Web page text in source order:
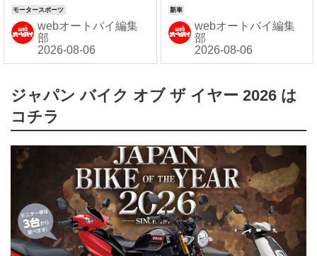
オンエア
webオートバイ編集
部
webオートバイ編集
部
ジャパン バイク オブ ザ イヤー 2026 は
コチラ